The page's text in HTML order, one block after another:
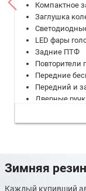
Компактное
Заглушка
LED фары
Задние ПТФ
Повторители
Передние
Передний и
Дверные
Отдела
Внутреннее
Центральная
вставками
Зимняя
Каждый купивший